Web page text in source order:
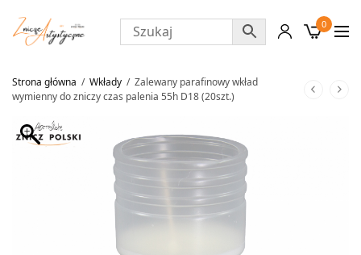
0
Strona główna / Wkłady / Zalewany parafinowy wkład
wymienny do zniczy czas palenia 55h D18 (20szt.)